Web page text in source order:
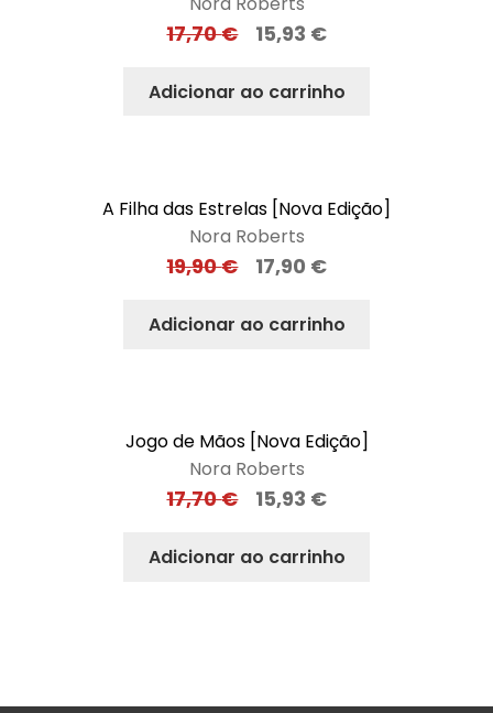
17,70€ 15,93 €
Adicionar ao carrinho
A Filha das Estrelas [Nova Edição]
Nora Roberts
19,90€ 17,90 €
Adicionar ao carrinho
Jogo de Mãos [Nova Edição]
Nora Roberts
17,70€ 15,93 €
Adicionar ao carrinho